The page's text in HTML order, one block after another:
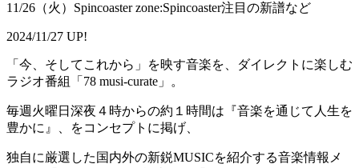
11/26（火）Spincoaster zone:Spincoaster注目の新譜など
2024/11/27 UP!
「今、そしてこれから」を映す音楽を、ダイレクトに楽しむ
ラジオ番組「78 musi-curate」。
毎週火曜日深夜４時からの約１時間は『音楽を通じて人生を
豊かに』、をコンセプトに掲げ、
独自に厳選した国内外の新鋭MUSICを紹介する音楽情報メ